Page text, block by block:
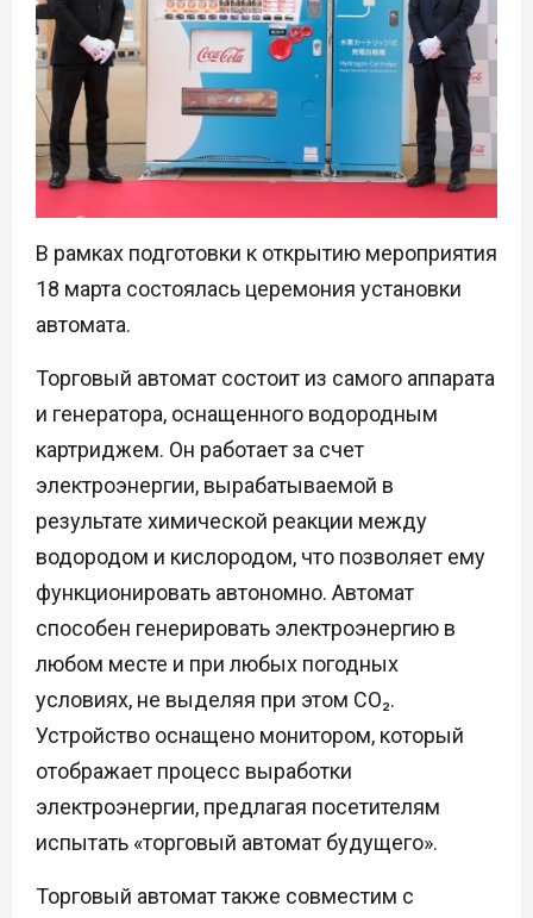
В рамках подготовки к открытию мероприятия
18 марта состоялась церемония установки
автомата.
Торговый автомат состоит из самого аппарата
и генератора, оснащенного водородным
картриджем. Он работает за счет
электроэнергии, вырабатываемой в
результате химической реакции между
водородом и кислородом, что позволяет ему
функционировать автономно. Автомат
способен генерировать электроэнергию в
любом месте и при любых погодных
условиях, не выделяя при этом CO₂.
Устройство оснащено монитором, который
отображает процесс выработки
электроэнергии, предлагая посетителям
испытать «торговый автомат будущего».
Торговый автомат также совместим с